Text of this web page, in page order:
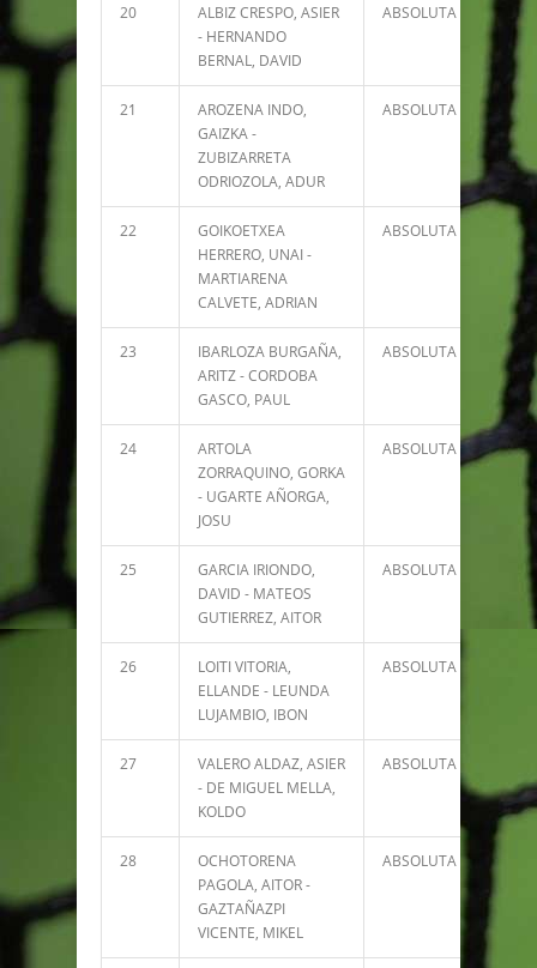
20
ALBIZ CRESPO, ASIER
- HERNANDO
BERNAL, DAVID
ABSOLUTA 9934
21
AROZENA INDO,
GAIZKA -
ZUBIZARRETA
ODRIOZOLA, ADUR
ABSOLUTA 9647
22
GOIKOETXEA
HERRERO, UNAI -
MARTIARENA
CALVETE, ADRIAN
ABSOLUTA 9556
23
IBARLOZA BURGAÑA,
ARITZ - CORDOBA
GASCO, PAUL
ABSOLUTA 9250
24
ARTOLA
ZORRAQUINO, GORKA
- UGARTE AÑORGA,
JOSU
ABSOLUTA 8237
25
GARCIA IRIONDO,
DAVID - MATEOS
GUTIERREZ, AITOR
ABSOLUTA
26
LOITI VITORIA,
ELLANDE - LEUNDA
LUJAMBIO, IBON
ABSOLUTA
27
VALERO ALDAZ, ASIER
- DE MIGUEL MELLA,
KOLDO
ABSOLUTA
28
OCHOTORENA
PAGOLA, AITOR -
GAZTAÑAZPI
VICENTE, MIKEL
ABSOLUTA